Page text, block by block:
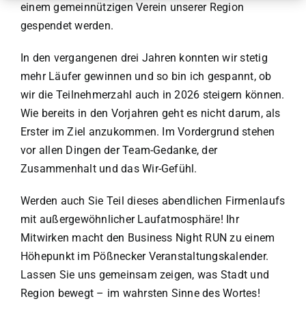
einem gemeinnützigen Verein unserer Region
gespendet werden.
In den vergangenen drei Jahren konnten wir stetig
mehr Läufer gewinnen und so bin ich gespannt, ob
wir die Teilnehmerzahl auch in 2026 steigern können.
Wie bereits in den Vorjahren geht es nicht darum, als
Erster im Ziel anzukommen. Im Vordergrund stehen
vor allen Dingen der Team-Gedanke, der
Zusammenhalt und das Wir-Gefühl.
Werden auch Sie Teil dieses abendlichen Firmenlaufs
mit außergewöhnlicher Laufatmosphäre! Ihr
Mitwirken macht den Business Night RUN zu einem
Höhepunkt im Pößnecker Veranstaltungskalender.
Lassen Sie uns gemeinsam zeigen, was Stadt und
Region bewegt – im wahrsten Sinne des Wortes!